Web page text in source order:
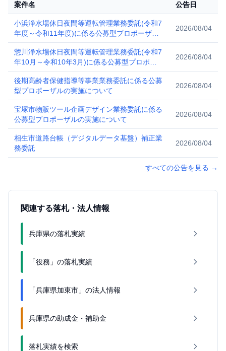
案件名 公告日
小浜浄水場休日夜間等運転管理業務委託(令和7
年度～令和11年度)に係る公募型プロポーザル
を実施します
2026/08/04
惣川浄水場休日夜間等運転管理業務委託(令和7
年10月～令和10年3月)に係る公募型プロポー
ザルを実施します
2026/08/04
後期高齢者保健指導等事業業務委託に係る公募
型プロポーザルの実施について
2026/08/04
宝塚市物販ツール企画デザイン業務委託に係る
公募型プロポーザルの実施について
2026/08/04
相生市道路台帳（デジタルデータ基盤）補正業
務委託
2026/08/04
すべての公告を見る →
関連する落札・法人情報
兵庫県の落札実績
「役務」の落札実績
「兵庫県加東市」の法人情報
兵庫県の助成金・補助金
落札実績を検索